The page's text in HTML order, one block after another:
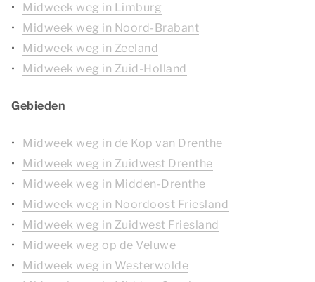
Midweek weg in Limburg
Midweek weg in Noord-Brabant
Midweek weg in Zeeland
Midweek weg in Zuid-Holland
Gebieden
Midweek weg in de Kop van Drenthe
Midweek weg in Zuidwest Drenthe
Midweek weg in Midden-Drenthe
Midweek weg in Noordoost Friesland
Midweek weg in Zuidwest Friesland
Midweek weg op de Veluwe
Midweek weg in Westerwolde